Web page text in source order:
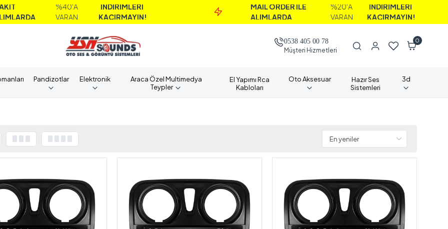
VARAN
İNDİRİMLERİ
KAÇIRMAYIN!
MAİL ORDER İLE
ALIMLARDA
%20'A
İNDİRİMLERİ
KAÇIRMAYIN!
0538 405 00 78
Müşteri Hizmetleri
0
Pandizotlar Elektronik
Araca Özel Multimedya
Teypler
El Yapımı Rca
Kabloları
Oto Aksesuar
Hazır Ses
Sistemleri
3d